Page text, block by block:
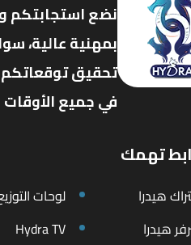
نضع استجابتكم
بمهنية عالية،
تحقيق توقعاتكم
في جميع الأوقات
تهمك
هيدرا
لوحات
هيدرا
Hydra TV